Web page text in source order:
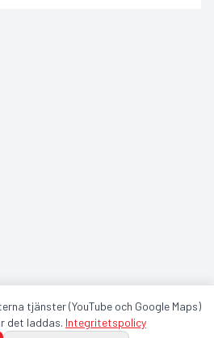
tjänster (YouTube och Google Maps)
det laddas. Integritetspolicy